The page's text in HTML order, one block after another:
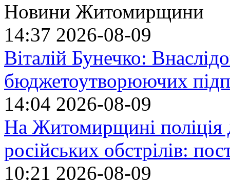
Новини Житомирщини
14:37 2026-08-09
Віталій Бунечко:
бюджетоутворюючих
14:04 2026-08-09
На Житомирщині поліція
російських обстрілів:
10:21 2026-08-09